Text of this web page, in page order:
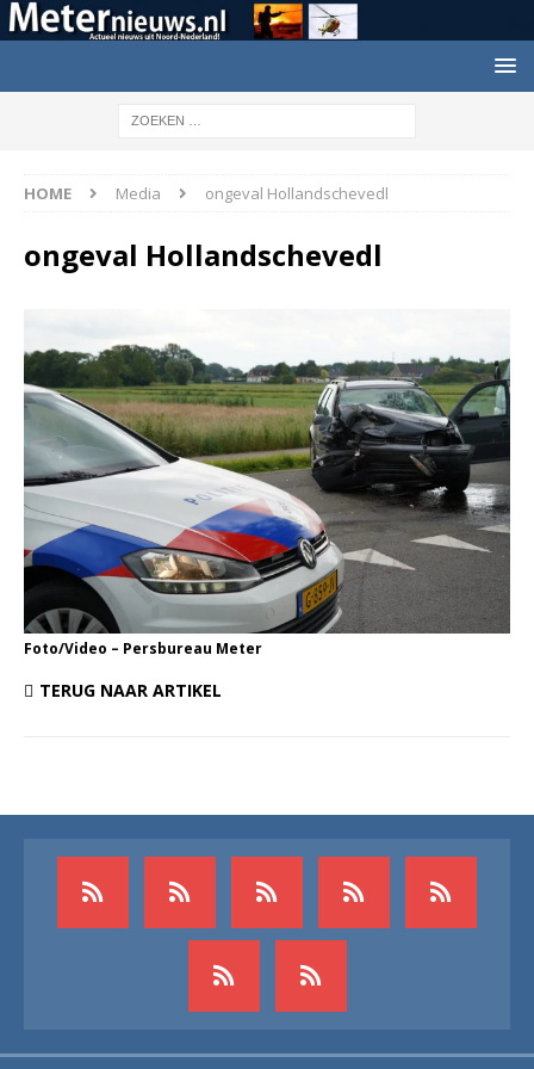
HOME Media ongeval Hollandschevedl
ongeval Hollandschevedl
Foto/Video – Persbureau Meter
TERUG NAAR ARTIKEL